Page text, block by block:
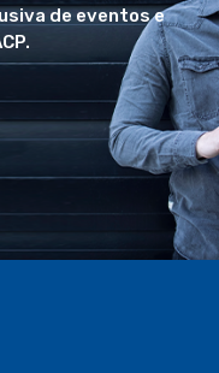
de eventos e